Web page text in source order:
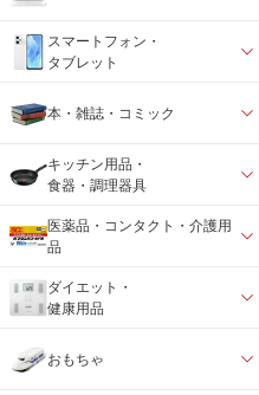
スマートフォン・
タブレット
本・雑誌・コミック
キッチン用品・
食器・調理器具
医薬品・コンタクト・介護用
品
ダイエット・
健康用品
おもちゃ